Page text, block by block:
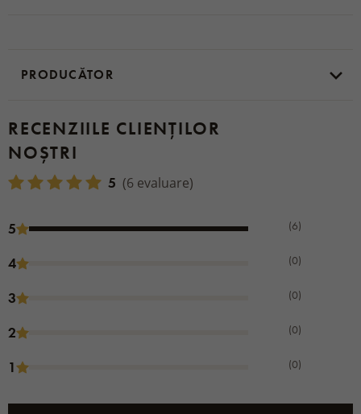
PRODUCĂTOR
RECENZIILE CLIENȚILOR
NOȘTRI
5 (6 evaluare)
5 (6)
4 (0)
3 (0)
2 (0)
1 (0)